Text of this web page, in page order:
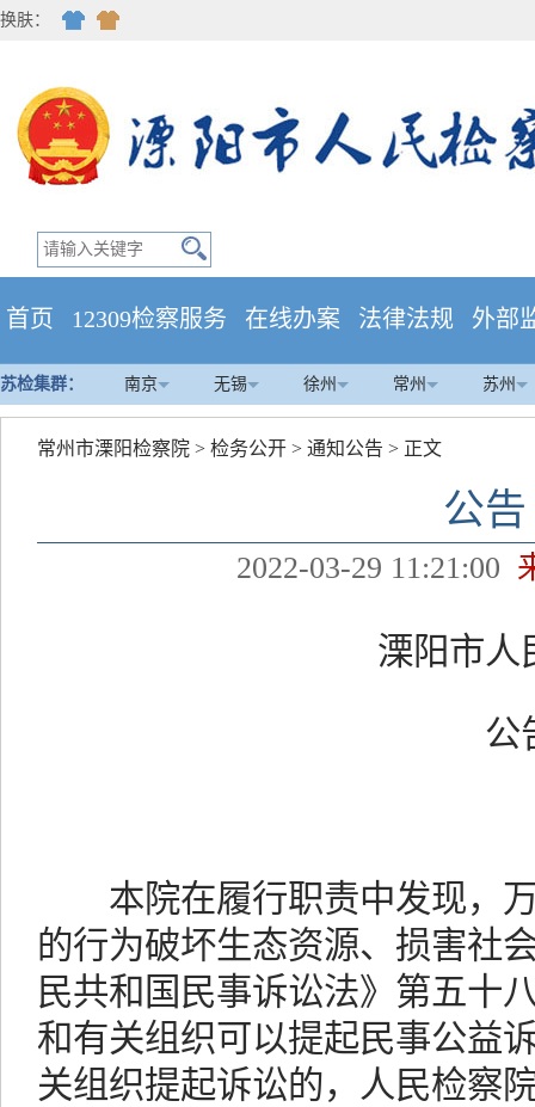
换肤：
首页 12309检察服务 在线办案 法律法规 外部
苏检集群： 南京 无锡 徐州 常州 苏州
常州市溧阳检察院 > 检务公开 > 通知公告 > 正文
公告
2022-03-29 11:21:00
溧阳市人
公
本院在履行职责中发现，万
的行为破坏生态资源、损害社
民共和国民事诉讼法》第五十
和有关组织可以提起民事公益
关组织提起诉讼的，人民检察